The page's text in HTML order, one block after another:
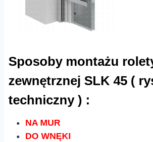
Sposoby montażu
zewnętrznej SLK 45 (
techniczny ) :
NA MUR
DO WNĘKI